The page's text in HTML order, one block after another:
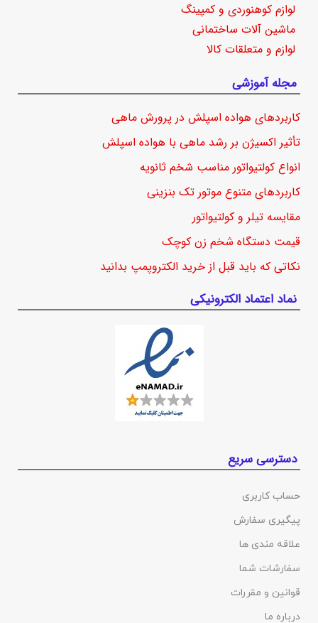
لوازم کوهنوردی و کمپینگ
ماشین آلات ساختمانی
لوازم و متعلقات کالا
مجله آموزشی
کاربردهای هواده اسپلش در پرورش ماهی
تأثیر اکسیژن بر رشد ماهی با هواده اسپلش
انواع کولتیواتور مناسب شخم ثانویه
کاربردهای متنوع موتور تک بنزینی
مقایسه تیلر و کولتیواتور
قیمت دستگاه شخم زن کوچک
نکاتی که باید قبل از خرید الکتروپمپ بدانید
نماد اعتماد الکترونیکی
دسترسی سریع
حساب کاربری
پیگیری سفارش
علاقه مندی ها
سفارشات شما
قوانین و مقررات
درباره ما